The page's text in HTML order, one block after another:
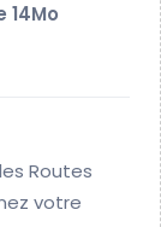
14Mo
Routes
votre